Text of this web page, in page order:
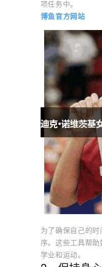
项任务中。
博鱼官方网站
为了确保自己的
序。这些工具帮
学业和运动。